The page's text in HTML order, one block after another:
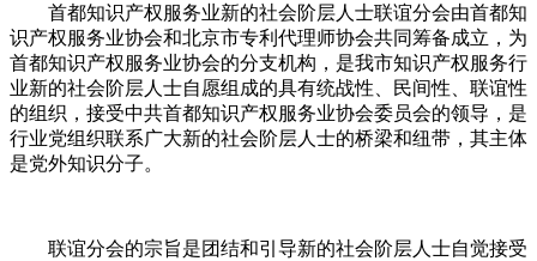
首都知识产权服务业新的社会阶层人士联谊分会由首都知
识产权服务业协会和北京市专利代理师协会共同筹备成立，为
首都知识产权服务业协会的分支机构，是我市知识产权服务行
业新的社会阶层人士自愿组成的具有统战性、民间性、联谊性
的组织，接受中共首都知识产权服务业协会委员会的领导，是
行业党组织联系广大新的社会阶层人士的桥梁和纽带，其主体
是党外知识分子。
联谊分会的宗旨是团结和引导新的社会阶层人士自觉接受